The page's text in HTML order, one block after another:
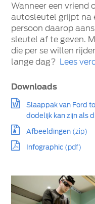
Wanneer een vriend
autosleutel grijpt na
persoon daarop
sleutel af te geven.
die per se willen
lange dag? Lees
Downloads
Slaappak van Ford
dodelijk kan zijn als
Afbeeldingen (zip)
Infographic (pdf)